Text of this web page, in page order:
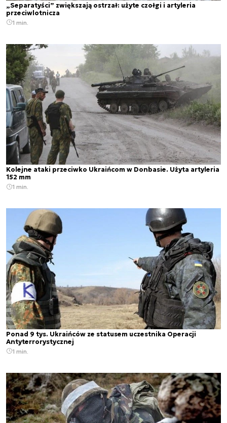
„Separatyści” zwiększają ostrzał: użyte czołgi i artyleria
przeciwlotnicza
1 min.
Kolejne ataki przeciwko Ukraińcom w Donbasie. Użyta artyleria
152 mm
1 min.
Ponad 9 tys. Ukraińców ze statusem uczestnika Operacji
Antyterrorystycznej
1 min.